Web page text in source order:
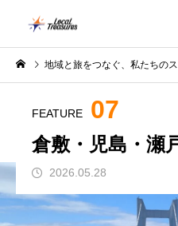
地域と旅をつなぐ、私たちの
FEATURE 07
倉敷・児島・瀬
2026.05.28